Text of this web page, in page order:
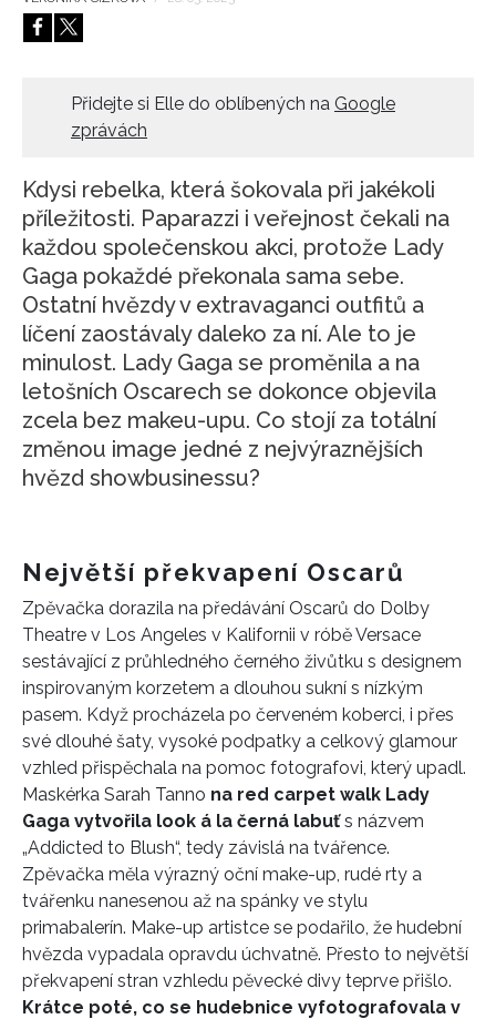
HOME
Přidejte si Elle do oblíbených na Google
zprávách
Kdysi rebelka, která šokovala při jakékoli
příležitosti. Paparazzi i veřejnost čekali na
každou společenskou akci, protože Lady
Gaga pokaždé překonala sama sebe.
Ostatní hvězdy v extravaganci outfitů a
líčení zaostávaly daleko za ní. Ale to je
minulost. Lady Gaga se proměnila a na
letošních Oscarech se dokonce objevila
zcela bez makeu-upu. Co stojí za totální
změnou image jedné z nejvýraznějších
hvězd showbusinessu?
Největší překvapení Oscarů
Zpěvačka dorazila na předávání Oscarů do Dolby
Theatre v Los Angeles v Kalifornii v róbě Versace
sestávající z průhledného černého živůtku s designem
inspirovaným korzetem a dlouhou sukní s nízkým
pasem. Když procházela po červeném koberci, i přes
své dlouhé šaty, vysoké podpatky a celkový glamour
vzhled přispěchala na pomoc fotografovi, který upadl.
Maskérka Sarah Tanno na red carpet walk Lady
Gaga vytvořila look á la černá labuťs názvem
„Addicted to Blush“, tedy závislá na tvářence.
Zpěvačka měla výrazný oční make-up, rudé rty a
tvářenku nanesenou až na spánky ve stylu
primabalerín. Make-up artistce se podařilo, že hudební
hvězda vypadala opravdu úchvatně. Přesto to největší
překvapení stran vzhledu pěvecké divy teprve přišlo.
Krátce poté, co se hudebnice vyfotografovala v